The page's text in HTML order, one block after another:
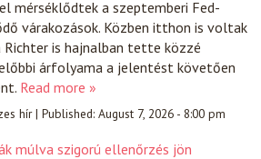
mérséklődtek a szeptemberi Fed-
várakozások. Közben itthon is voltak
Richter is hajnalban tette közzé
árfolyama a jelentést követően
Read more »
hír|Published:August 7, 2026 - 8:00 pm
múlva szigorú ellenőrzés jön